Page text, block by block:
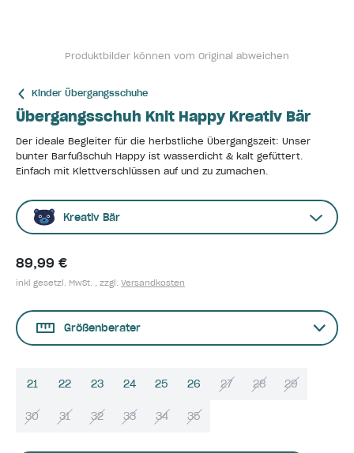
Produktbilder können vom Original abweichen
Kinder Übergangsschuhe
Übergangsschuh Knit Happy Kreativ Bär
Der ideale Begleiter für die herbstliche Übergangszeit: Unser
bunter Barfußschuh Happy ist wasserdicht & kalt gefüttert.
Einfach mit Klettverschlüssen auf und zu zumachen.
Kreativ Bär
89,99 €
inkl gesetzl. MwSt. , zzgl. Versandkosten
Größenberater
21 22 23 24 25 26 27 28 29
30 31 32 33 34 35